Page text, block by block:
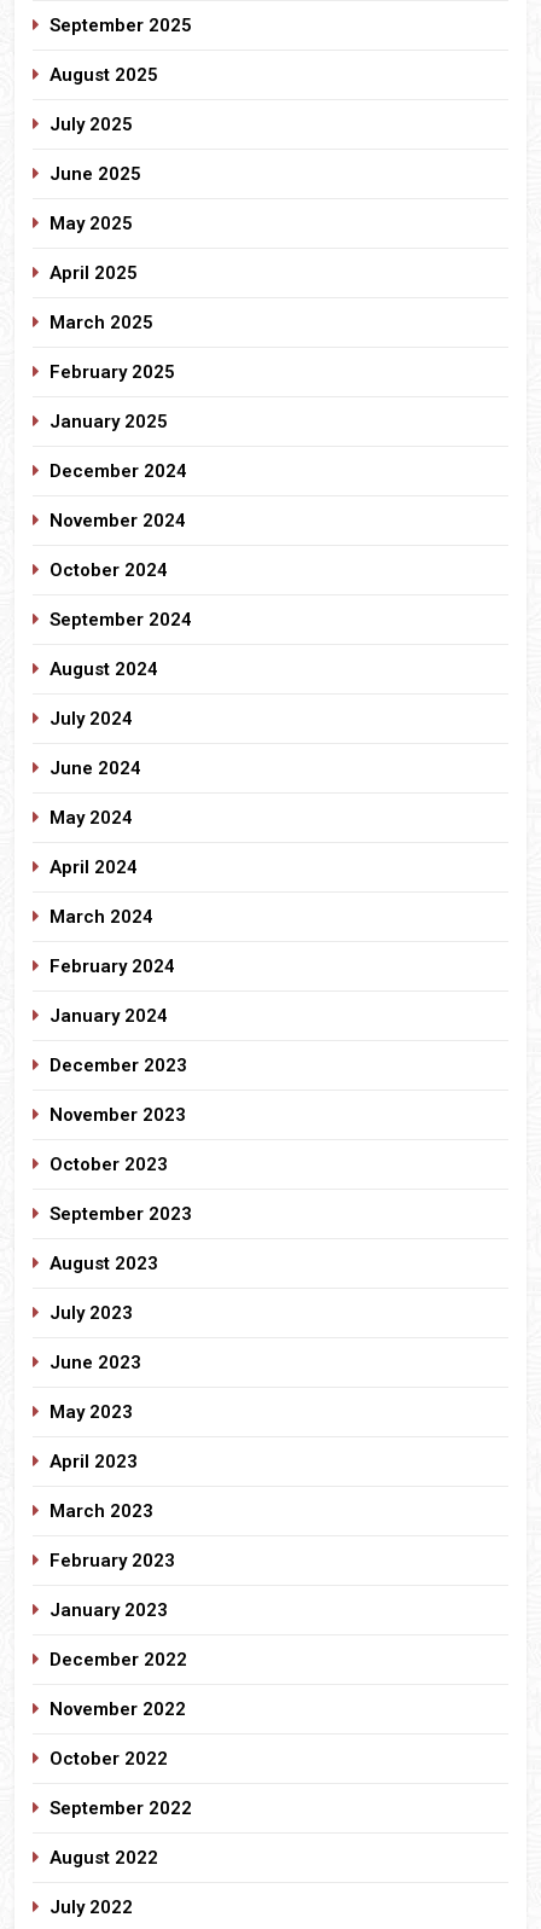
September 2025
August 2025
July 2025
June 2025
May 2025
April 2025
March 2025
February 2025
January 2025
December 2024
November 2024
October 2024
September 2024
August 2024
July 2024
June 2024
May 2024
April 2024
March 2024
February 2024
January 2024
December 2023
November 2023
October 2023
September 2023
August 2023
July 2023
June 2023
May 2023
April 2023
March 2023
February 2023
January 2023
December 2022
November 2022
October 2022
September 2022
August 2022
July 2022